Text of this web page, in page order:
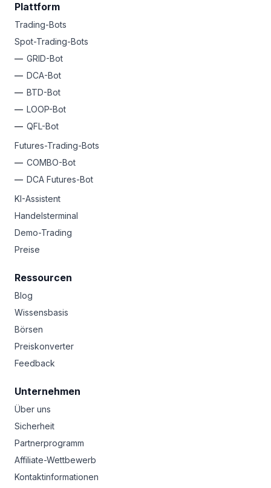
Plattform
Trading-Bots
Spot-Trading-Bots
GRID-Bot
DCA-Bot
BTD-Bot
LOOP-Bot
QFL-Bot
Futures-Trading-Bots
COMBO-Bot
DCA Futures-Bot
KI-Assistent
Handelsterminal
Demo-Trading
Preise
Ressourcen
Blog
Wissensbasis
Börsen
Preiskonverter
Feedback
Unternehmen
Über uns
Sicherheit
Partnerprogramm
Affiliate-Wettbewerb
Kontaktinformationen